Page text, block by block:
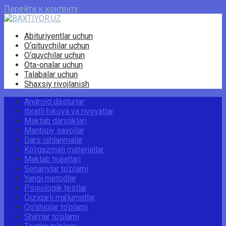
Перейти к контенту
Abituriyentlar uchun
O‘qituvchilar uchun
O‘quvchilar uchun
Ota-onalar uchun
Talabalar uchun
Shaxsiy rivojlanish
Android dasturlar
Ibratli hikoya va rivoyatlar
Maktab darsliklari
Mantiqiy savollar
Dars ishlanmalar
Ko‘rgazmali materiallar
Maktab hujjatlari
Senariylar to‘plami
Yangi metodlar
Psixologik testlar
Qiziqarli ma’lumotlar
Qo‘shiqlar to‘plami
She’rlar to‘plami